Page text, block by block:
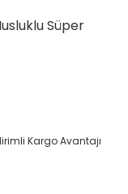
Süper
Kargo Avantajı